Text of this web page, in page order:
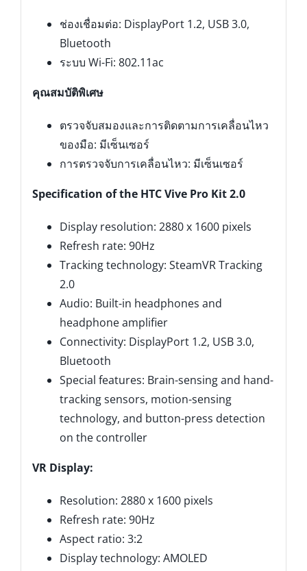
ช่องเชื่อมต่อ: DisplayPort 1.2, USB 3.0,
Bluetooth
ระบบ Wi-Fi: 802.11ac
คุณสมบัติพิเศษ
ตรวจจับสมองและการติดตามการเคลื่อนไหว
ของมือ: มีเซ็นเซอร์
การตรวจจับการเคลื่อนไหว: มีเซ็นเซอร์
Specification of the HTC Vive Pro Kit 2.0
Display resolution: 2880 x 1600 pixels
Refresh rate: 90Hz
Tracking technology: SteamVR Tracking
2.0
Audio: Built-in headphones and
headphone amplifier
Connectivity: DisplayPort 1.2, USB 3.0,
Bluetooth
Special features: Brain-sensing and hand-
tracking sensors, motion-sensing
technology, and button-press detection
on the controller
VR Display:
Resolution: 2880 x 1600 pixels
Refresh rate: 90Hz
Aspect ratio: 3:2
Display technology: AMOLED